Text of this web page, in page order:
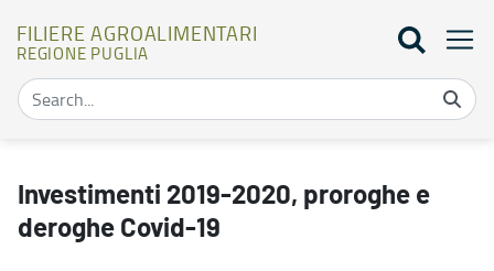
FILIERE AGROALIMENTARI
REGIONE PUGLIA
Investimenti 2019-2020, proroghe e
deroghe Covid-19